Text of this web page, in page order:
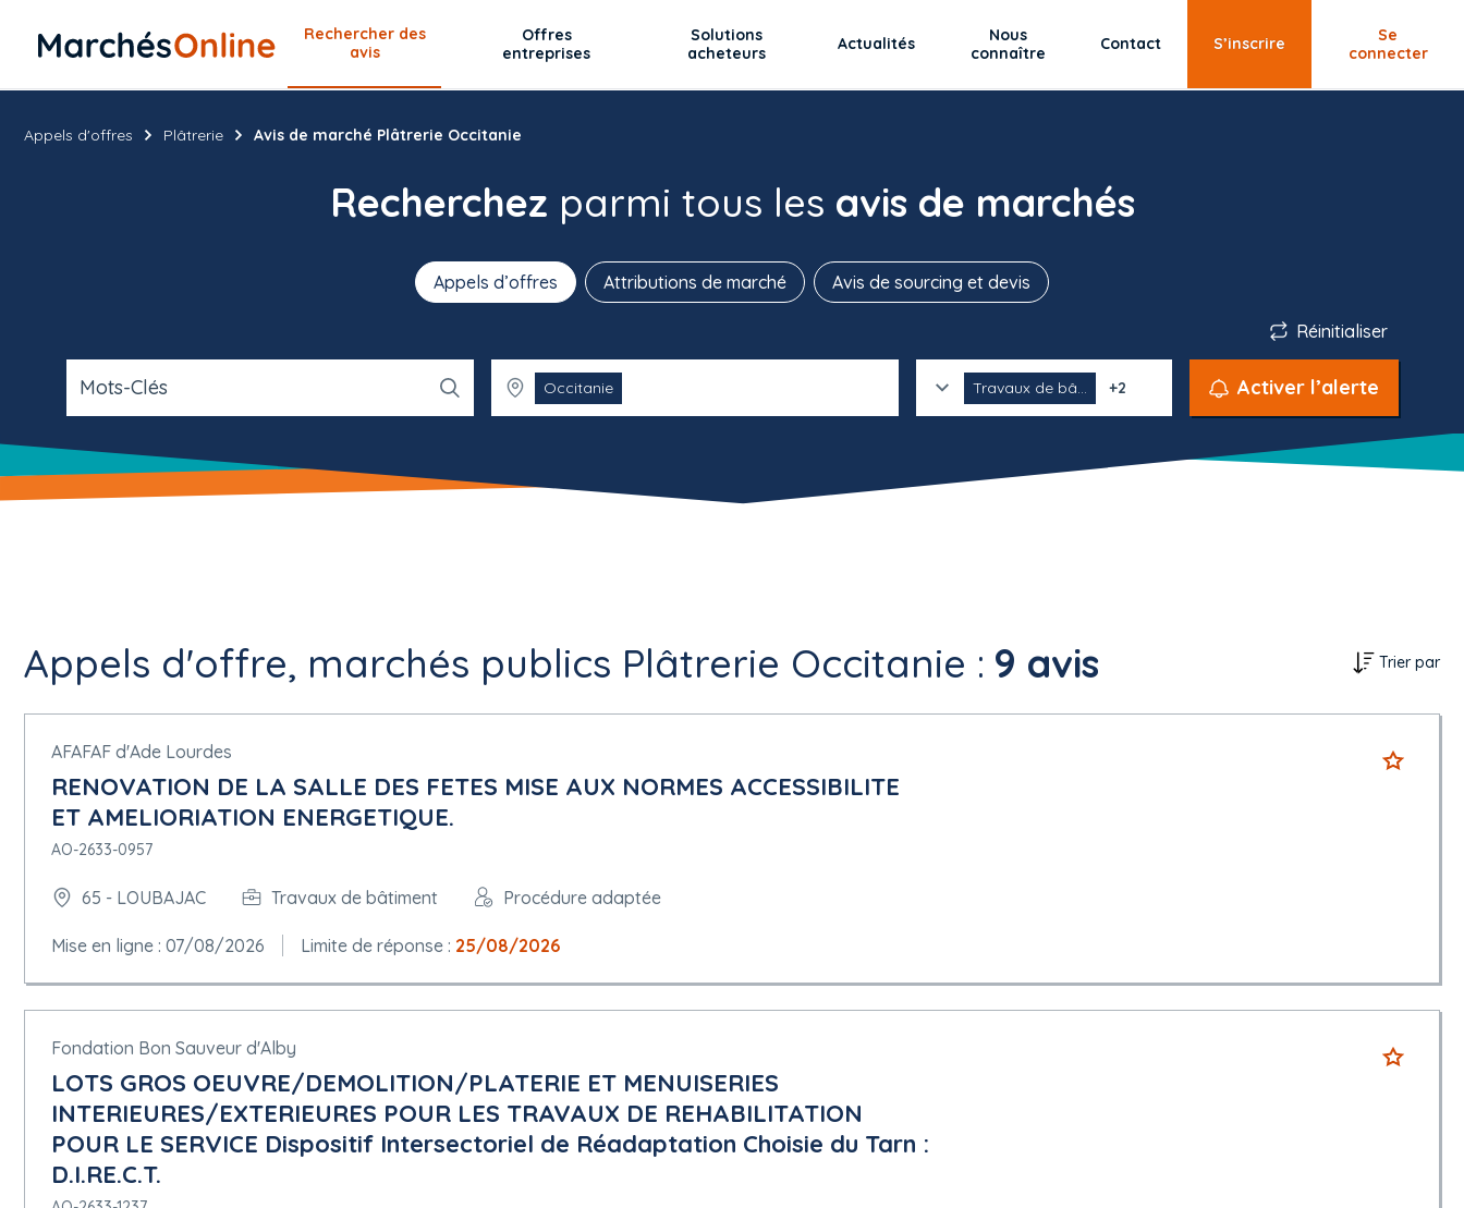
Rechercher des
avis
Offres
entreprises
Solutions
acheteurs
Actualités
Nous
connaître
Contact S’inscrire
Se
connecter
Recherchez parmi tous les avis de marchés
Appels d’offres Attributions de marché Avis de sourcing et devis
Réinitialiser
Mots-Clés Occitanie Travaux de bâ... +2 Activer l’alerte
Appels d'offres Plâtrerie Avis de marché Plâtrerie Occitanie
Appels d'offre, marchés publics Plâtrerie Occitanie : 9 avis Trier par
AFAFAF d'Ade Lourdes
RENOVATION DE LA SALLE DES FETES MISE AUX NORMES ACCESSIBILITE
ET AMELIORIATION ENERGETIQUE.
AO-2633-0957
65 - LOUBAJAC Travaux de bâtiment Procédure adaptée
Mise en ligne : 07/08/2026 Limite de réponse : 25/08/2026
Fondation Bon Sauveur d'Alby
LOTS GROS OEUVRE/DEMOLITION/PLATERIE ET MENUISERIES
INTERIEURES/EXTERIEURES POUR LES TRAVAUX DE REHABILITATION
POUR LE SERVICE Dispositif Intersectoriel de Réadaptation Choisie du Tarn :
D.I.RE.C.T.